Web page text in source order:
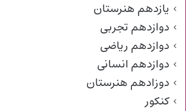
یازدهم هنرستان
دوازدهم تجربی
دوازدهم ریاضی
دوازدهم انسانی
دوزادهم هنرستان
کنکور